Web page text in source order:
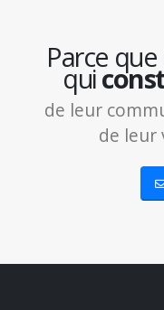
Parce
qui
de leur
de leur